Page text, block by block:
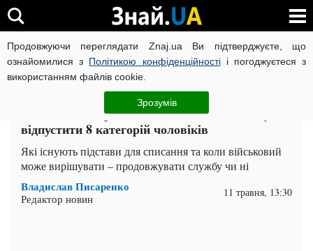
Продовжуючи переглядати Znaj.ua Ви підтверджуєте, що
ознайомилися з Політикою конфіденційностіі погоджуєтеся з
використанням файлів cookie.
Зрозумів
ВІЙНА РОСІЇ ПРОТИ УКРАЇНИ КОРОНАВІРУС В УКРАЇНІ
ЧИТАТЬ НА РУССКОМ
Звільнення з армії під час мобілізації: можуть
відпустити 8 категорій чоловіків
Які існують підстави для списання та коли військовий
може вирішувати – продовжувати службу чи ні
Владислав Писаренко
Редактор новин 11 травня, 13:30